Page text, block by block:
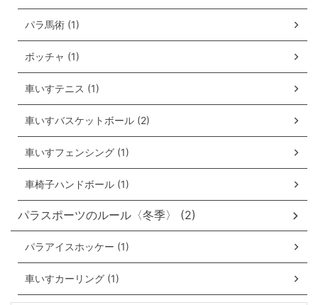
パラ馬術 (1)
ボッチャ (1)
車いすテニス (1)
車いすバスケットボール (2)
車いすフェンシング (1)
車椅子ハンドボール (1)
パラスポーツのルール〈冬季〉 (2)
パラアイスホッケー (1)
車いすカーリング (1)